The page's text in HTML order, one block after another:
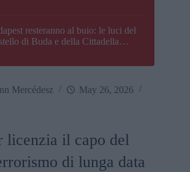
resteranno al buio: le luci del
di Buda e della Cittadella
Mercédesz
May 26, 2026
licenzia il capo del
di lunga data